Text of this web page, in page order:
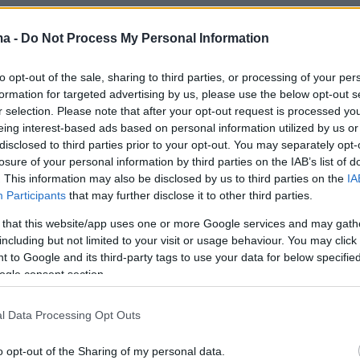
- Do Not Process My Personal Information
opt-out of the sale, sharing to third parties, or processing of your
for targeted advertising by us, please use the below opt-out
selection. Please note that after your opt-out request is processed
interest-based ads based on personal information utilized by us
to third parties prior to your opt-out. You may separately
of your personal information by third parties on the IAB’s list of
This information may also be disclosed by us to third parties on the
Participants that may further disclose it to other third parties.
that this website/app uses one or more Google services and may
but not limited to your visit or usage behaviour. You may
to Google and its third-party tags to use your data for below
consent section.
Data Processing Opt Outs
opt-out of the Sharing of my personal data.
(@people)July 14, 2025
επίσης ενθουσιασμένη που επιστρέφει στα
με τον Ορλάντο Μπλουμ, σύμφωνα με την
δυο τους ξεκινούν γυρίσματα αυτόν τον
για το επερχόμενο θρίλερ «The
με τις ίδιες πληροφορίες, οι ηθοποιοί
στο παρελθόν και η Άλμπα θεωρεί τον
Cover», ο οποίος πρόσφατα έληξε τον
με την Κέιτι Πέρι τον Ιούλιο, «γοητευτικό».
εξαιρετικό σημείο στη ζωή της. Είναι
που επιστρέφει στα γυρίσματα. Κάνει
κρατά στενό τον κύκλο της